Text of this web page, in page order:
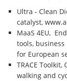
Ultra - Clean
catalyst,
MaaS 4EU,
tools,
for European
TRACE
walking and